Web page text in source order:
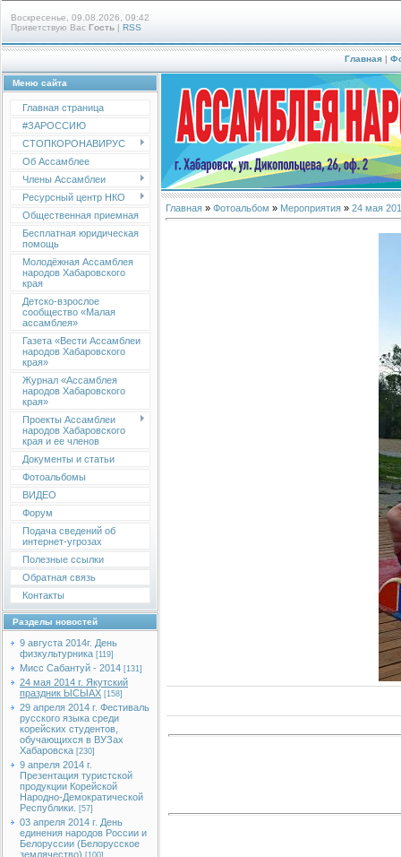
Воскресенье, 09.08.2026, 09:42
Приветствую Вас Гость | RSS
Главная |
Меню сайта
Главная страница
#ЗАРОССИЮ
СТОПКОРОНАВИРУС
Об Ассамблее
Члены Ассамблеи
Ресурсный центр НКО
Общественная приемная
Бесплатная юридическая
помощь
Молодёжная Ассамблея
народов Хабаровского
края
Детско-взрослое
сообщество «Малая
ассамблея»
Газета «Вести Ассамблеи
народов Хабаровского
края»
Журнал «Ассамблея
народов Хабаровского
края»
Проекты Ассамблеи
народов Хабаровского
края и ее членов
Документы и статьи
Фотоальбомы
ВИДЕО
Форум
Подача сведений об
интернет-угрозах
Полезные ссылки
Обратная связь
Контакты
Разделы новостей
9 августа 2014г. День
физкультурника [119]
Мисс Сабантуй - 2014 [131]
24 мая 2014 г. Якутский
праздник ЫСЫАХ [158]
29 апреля 2014 г. Фестиваль
русского языка среди
корейских студентов,
обучающихся в ВУЗах
Хабаровска [230]
9 апреля 2014 г.
Презентация туристской
продукции Корейской
Народно-Демократической
Республики.
[57]
03 апреля 2014 г. День
единения народов России и
Белоруссии (Белорусское
землячество) [100]
Главная » Фотоальбом » Мероприятия » 24 мая